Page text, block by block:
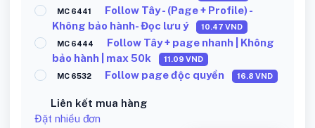
MC 6441
Follow Tây - (Page + Profile) -
Không bảo hành- Đọc lưu ý
10.47 VND
MC 6444
Follow Tây + page nhanh | Không
bảo hành | max 50k
11.09 VND
MC 6532
Follow page độc quyền 16.8VND
Liên kết mua hàng
Đặt nhiều đơn